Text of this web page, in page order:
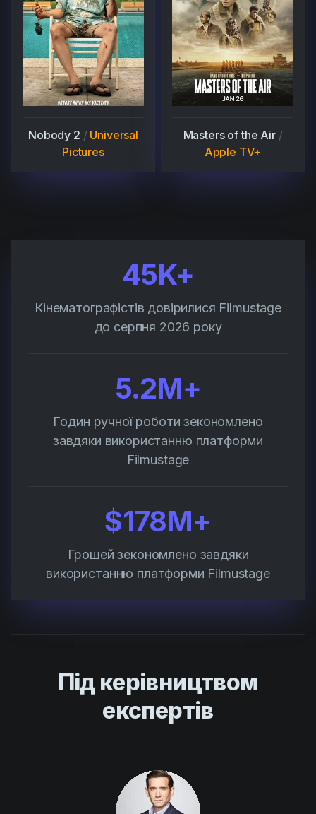
Nobody 2 / Universal
Pictures
Masters of the Air/
Apple TV+
45K+
Кінематографістів довірилися Filmustage
до серпня 2026 року
5.2M+
Годин ручної роботи зекономлено
завдяки використанню платформи
Filmustage
$178M+
Грошей зекономлено завдяки
використанню платформи Filmustage
Під керівництвом
експертів